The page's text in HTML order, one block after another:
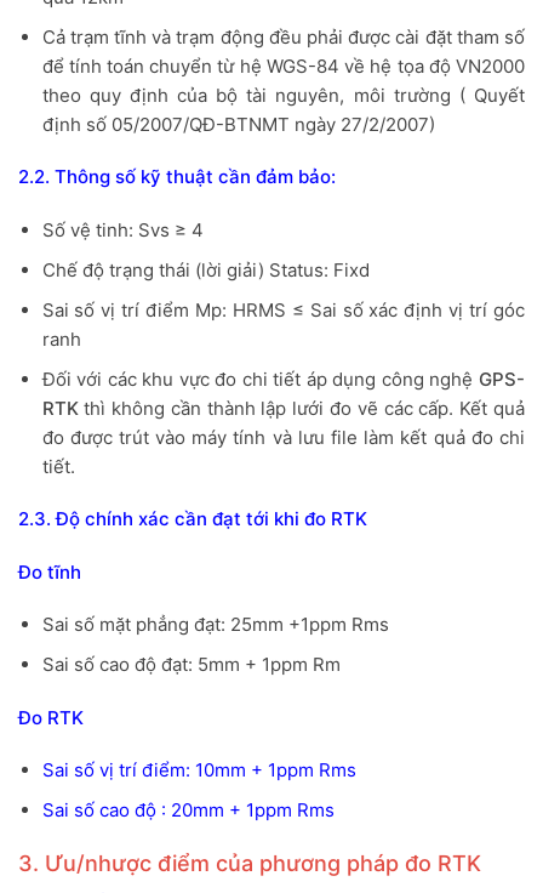
Cả trạm tĩnh và trạm động đều phải được cài đặt tham số
để tính toán chuyển từ hệ WGS-84 về hệ tọa độ VN2000
theo quy định của bộ tài nguyên, môi trường ( Quyết
định số 05/2007/QĐ-BTNMT ngày 27/2/2007)
2.2. Thông số kỹ thuật cần đảm bảo:
Số vệ tinh: Svs ≥ 4
Chế độ trạng thái (lời giải) Status: Fixd
Sai số vị trí điểm Mp: HRMS ≤ Sai số xác định vị trí góc
ranh
Đối với các khu vực đo chi tiết áp dụng công nghệ GPS-
RTKthì không cần thành lập lưới đo vẽ các cấp. Kết quả
đo được trút vào máy tính và lưu file làm kết quả đo chi
tiết.
2.3. Độ chính xác cần đạt tới khi đo RTK
Đo tĩnh
Sai số mặt phẳng đạt: 25mm +1ppm Rms
Sai số cao độ đạt: 5mm + 1ppm Rm
Đo RTK
Sai số vị trí điểm: 10mm + 1ppm Rms
Sai số cao độ : 20mm + 1ppm Rms
3. Ưu/nhược điểm của phương pháp đo RTK